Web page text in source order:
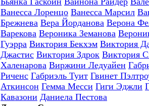
Ванесса Лоренцо Ванесса Марсил
Брежнева Вера Йорданова Верона
Варекова Вероника Земанова
Гуэрра Виктория Бекхэм Виктория
Джастис Виктория Здрок Виктория
Халенарова Виржини Ледуайен
Риченс Габриэль Туит Гвинет
Аткинсон Гемма Месси Гиги Эджли
Кавазони Даниела Пестова